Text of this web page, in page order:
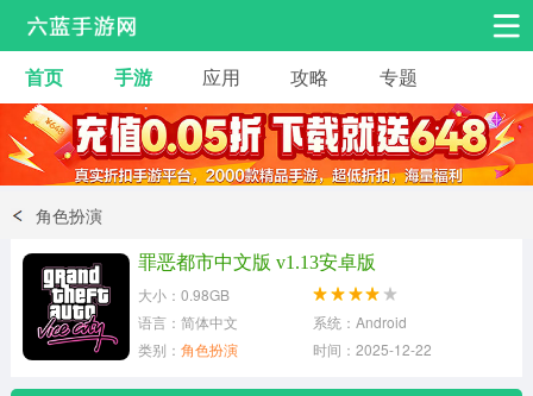
安卓手游 手游工具
热门手游 角色扮演 益智休闲
动作射击
冒险解谜
体育竞技
首页 手游 应用 攻略 专题
角色扮演
罪恶都市中文版 v1.13安卓版
大小：0.98GB
语言：简体中文
系统：Android
类别： 角色扮演 时间：2025-12-22